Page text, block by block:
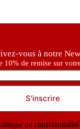
vous à notre
10% de remise sur
S’inscrire
de confidentialité